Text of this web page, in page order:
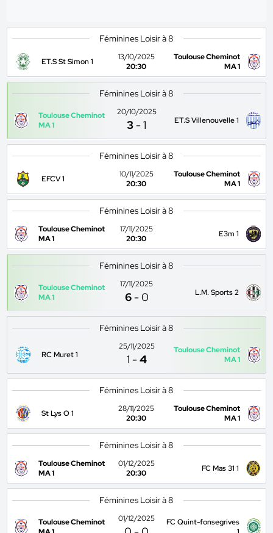
Féminines Loisir à 8
ET.S St Simon 1
13/10/2025
20:30
Toulouse Cheminot
MA 1
Féminines Loisir à 8
Toulouse Cheminot
MA 1
20/10/2025
3 -1 ET.S Villenouvelle 1
Féminines Loisir à 8
EFCV 1
10/11/2025
20:30
Toulouse Cheminot
MA 1
Féminines Loisir à 8
Toulouse Cheminot
MA 1
17/11/2025
20:30
E3m 1
Féminines Loisir à 8
Toulouse Cheminot
MA 1
17/11/2025
6 -0 L.M. Sports 2
Féminines Loisir à 8
RC Muret 1
25/11/2025
1 -4
Toulouse Cheminot
MA 1
Féminines Loisir à 8
St Lys O 1
28/11/2025
20:30
Toulouse Cheminot
MA 1
Féminines Loisir à 8
Toulouse Cheminot
MA 1
01/12/2025
20:30
FC Mas 31 1
Féminines Loisir à 8
Toulouse Cheminot
01/12/2025
FC Quint-fonsegrives